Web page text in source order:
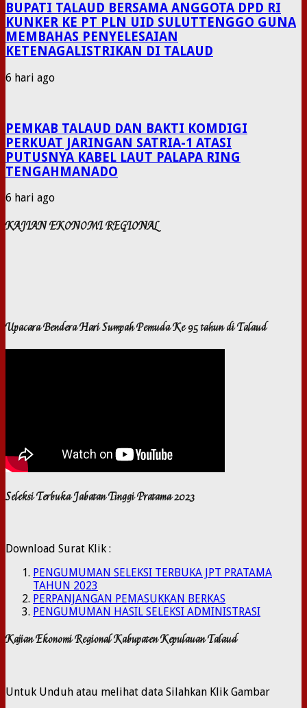
BUPATI TALAUD BERSAMA ANGGOTA DPD RI
KUNKER KE PT PLN UID SULUTTENGGO GUNA
MEMBAHAS PENYELESAIAN
KETENAGALISTRIKAN DI TALAUD
6 hari ago
PEMKAB TALAUD DAN BAKTI KOMDIGI
PERKUAT JARINGAN SATRIA-1 ATASI
PUTUSNYA KABEL LAUT PALAPA RING
TENGAHMANADO
6 hari ago
KAJIAN EKONOMI REGIONAL
Upacara Bendera Hari Sumpah Pemuda Ke 95 tahun di Talaud
Seleksi Terbuka Jabatan Tinggi Pratama 2023
Download Surat Klik :
PENGUMUMAN SELEKSI TERBUKA JPT PRATAMA
TAHUN 2023
PERPANJANGAN PEMASUKKAN BERKAS
PENGUMUMAN HASIL SELEKSI ADMINISTRASI
Kajian Ekonomi Regional Kabupaten Kepulauan Talaud
Untuk Unduh atau melihat data Silahkan Klik Gambar